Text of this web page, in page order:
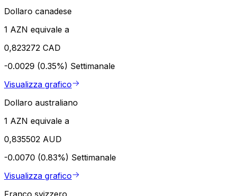
Dollaro canadese
1 AZN equivale a
0,823272 CAD
-0.0029 (0.35%) Settimanale
Visualizza grafico
Dollaro australiano
1 AZN equivale a
0,835502 AUD
-0.0070 (0.83%) Settimanale
Visualizza grafico
Franco svizzero